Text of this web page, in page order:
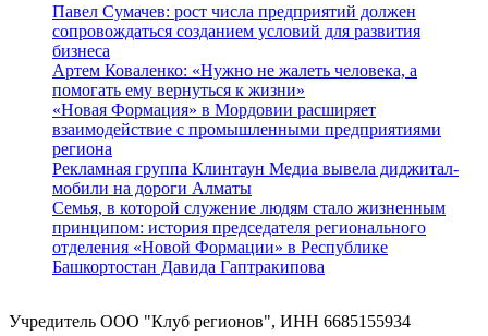
Павел Сумачев: рост числа предприятий должен
сопровождаться созданием условий для развития
бизнеса
Артем Коваленко: «Нужно не жалеть человека, а
помогать ему вернуться к жизни»
«Новая Формация» в Мордовии расширяет
взаимодействие с промышленными предприятиями
региона
Рекламная группа Клинтаун Медиа вывела диджитал-
мобили на дороги Алматы
Семья, в которой служение людям стало жизненным
принципом: история председателя регионального
отделения «Новой Формации» в Республике
Башкортостан Давида Гаптракипова
Учредитель ООО "Клуб регионов", ИНН 6685155934